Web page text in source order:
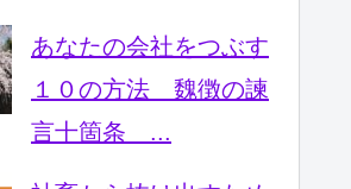
あなたの会社をつぶす
１０の方法 魏徴の諫
言十箇条 ...